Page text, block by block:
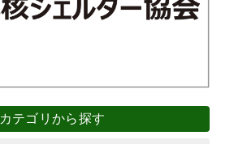
カテゴリから探す